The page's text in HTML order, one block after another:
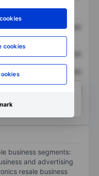
cookies
XXXXXXX XXXXXXX
XXXXXXX
business segments:
and advertising
resale business